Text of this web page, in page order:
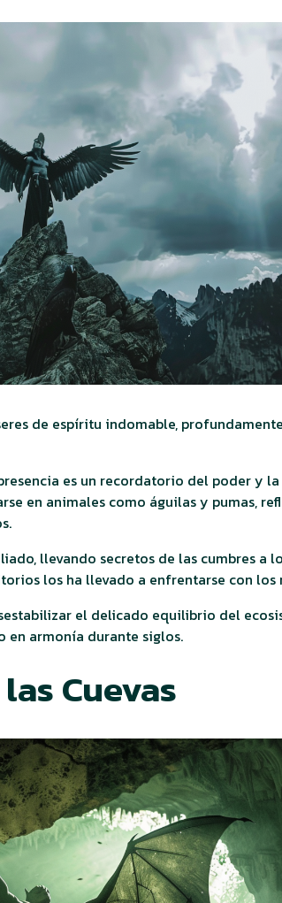
de espíritu indomable,
es un recordatorio del poder y
en animales como águilas y pumas,
llevando secretos de las cumbres a
los ha llevado a enfrentarse con los
el delicado equilibrio del
en armonía durante siglos.
Cuevas